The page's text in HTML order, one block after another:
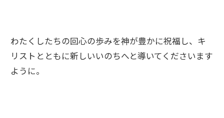
わたくしたちの回心の歩みを神が豊かに祝福し、キ
リストとともに新しいいのちへと導いてくださいます
ように。